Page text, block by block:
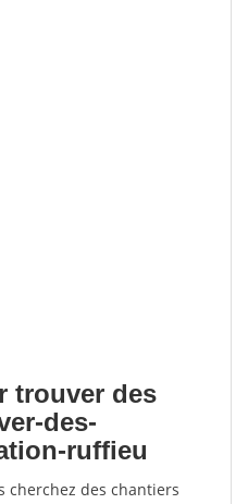
trouver des
des-
ruffieu
cherchez des chantiers